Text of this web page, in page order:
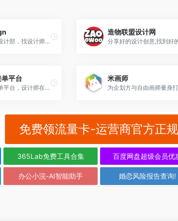
您的线上设计部，找设计师远程工作专业平台，设计师任务接单平台
造物联盟设计网
平台
特创易接单平台，设计师在线接单平台
米画师
免费领流量卡-运营商官方正规
365Lab免费工具合集 百度网盘超级会员优
办公小浣-AI智能助手 婚恋风险报告查询!